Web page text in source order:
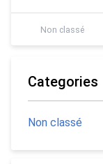
Non classé
Categories
Non classé